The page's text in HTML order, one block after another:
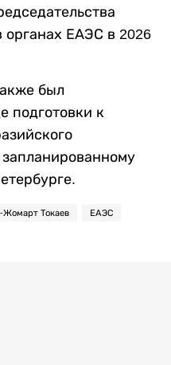
органах ЕАЭС в 2026
был
подготовки к
Жомарт Токаев ЕАЭС